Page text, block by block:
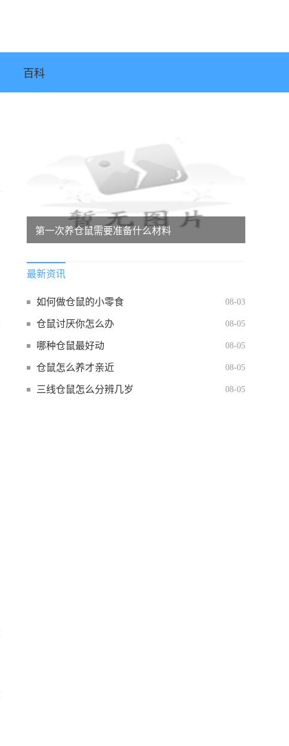
百科
第一次养仓鼠需要准备什么材料
最新资讯
如何做仓鼠的小零食 08-03
仓鼠讨厌你怎么办 08-05
哪种仓鼠最好动 08-05
仓鼠怎么养才亲近 08-05
三线仓鼠怎么分辨几岁 08-05